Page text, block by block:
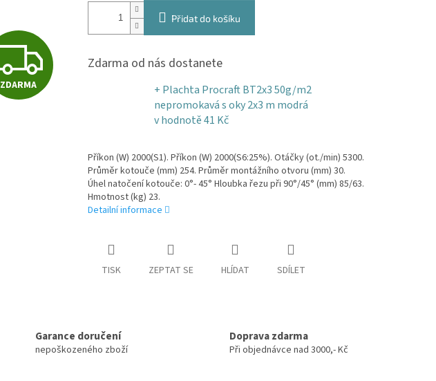
Z
D
ZDARMA
Přidat do košíku
Zdarma od nás dostanete
+ Plachta Procraft BT2x3 50g/m2
nepromokavá s oky 2x3 m modrá
v hodnotě 41 Kč
Příkon (W) 2000(S1). Příkon (W) 2000(S6:25%). Otáčky (ot./min) 5300.
Průměr kotouče (mm) 254. Průměr montážního otvoru (mm) 30.
Úhel natočení kotouče: 0°- 45° Hloubka řezu při 90°/45° (mm) 85/63.
Hmotnost (kg) 23.
Detailní informace
TISK ZEPTAT SE HLÍDAT SDÍLET
Garance doručení
nepoškozeného zboží
Doprava zdarma
Při objednávce nad 3000,- Kč